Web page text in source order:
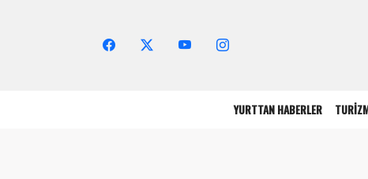
YURTTAN HABERLER
Arama Yap!